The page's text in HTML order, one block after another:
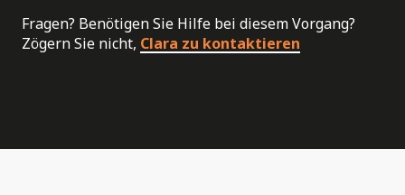
Fragen? Benötigen Sie Hilfe bei diesem Vorgang?
Zögern Sie nicht, Clara zu kontaktieren